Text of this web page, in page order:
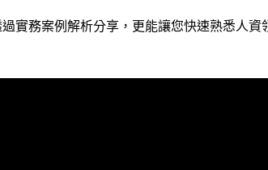
實務案例解析分享，更能讓您快速熟悉人